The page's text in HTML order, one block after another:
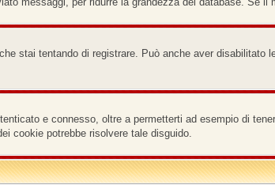
stai tentando di registrare. Può anche aver disabilitato
e connesso, oltre a permetterti ad esempio di
cookie potrebbe risolvere tale disguido.